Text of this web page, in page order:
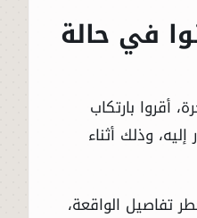
في حالة
أقروا بارتكاب
وذلك أثناء
تفاصيل الواقعة،